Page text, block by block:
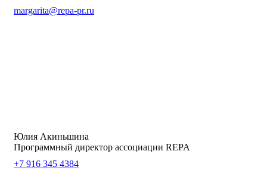
margarita@repa-pr.ru
Юлия Акиньшина
Программный директор ассоциации REPA
+7 916 345 4384